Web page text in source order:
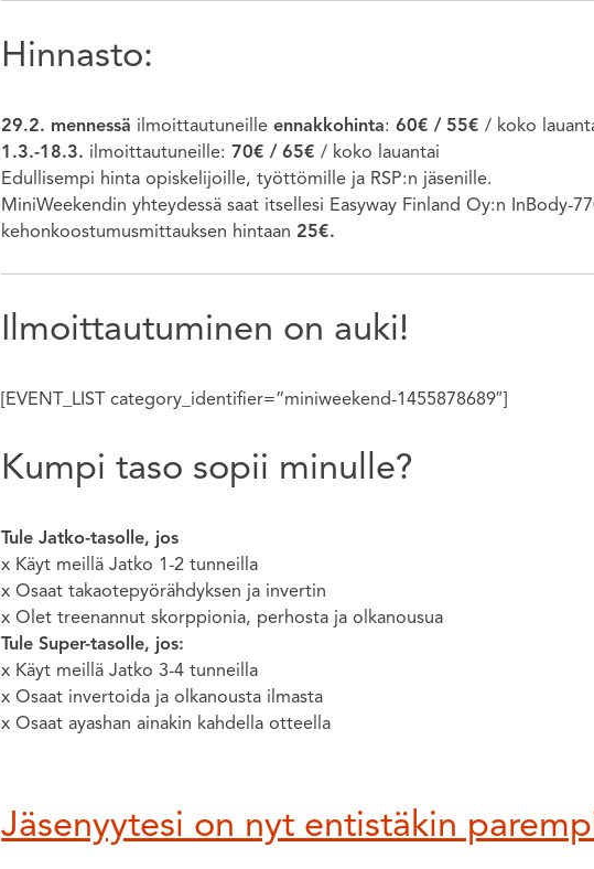
Hinnasto:
29.2. mennessä ilmoittautuneilleennakkohinta:60€ / 55€ / koko
1.3.-18.3. ilmoittautuneille: 70€ / 65€/ koko lauantai
Edullisempi hinta opiskelijoille, työttömille ja RSP:n jäsenille.
MiniWeekendin yhteydessä saat itsellesi Easyway Finland Oy:n InBody-
kehonkoostumusmittauksen hintaan 25€.
Ilmoittautuminen on auki!
[EVENT_LIST category_identifier=”miniweekend-1455878689″]
Kumpi taso sopii minulle?
Tule Jatko-tasolle, jos
x Käyt meillä Jatko 1-2 tunneilla
x Osaat takaotepyörähdyksen ja invertin
x Olet treenannut skorppionia, perhosta ja olkanousua
Tule Super-tasolle, jos:
x Käyt meillä Jatko 3-4 tunneilla
x Osaat invertoida ja olkanousta ilmasta
x Osaat ayashan ainakin kahdella otteella
Jäsenyytesi on nyt entistäkin